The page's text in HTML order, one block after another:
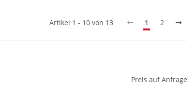
Artikel 1 - 10 von 13 1 2
Preis auf Anfrage